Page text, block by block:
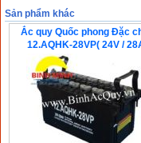
Sản phẩm khác
Ắc quy Quốc phong Đặc
12.AQHK-28VP( 24V /